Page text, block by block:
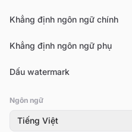
Khẳng định ngôn ngữ chính
Khẳng định ngôn ngữ phụ
Dấu watermark
Ngôn ngữ
Tiếng Việt